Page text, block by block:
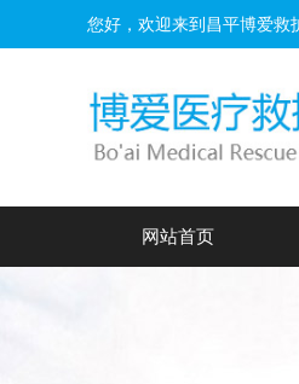
您好，欢迎来到昌平博爱救
网站首页